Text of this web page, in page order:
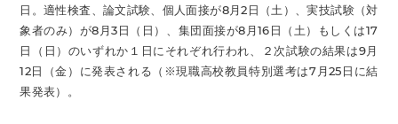
日。適性検査、論文試験、個人面接が8月2日（土）、実技試験（対
象者のみ）が8月3日（日）、集団面接が8月16日（土）もしくは17
日（日）のいずれか１日にそれぞれ行われ、２次試験の結果は9月
12日（金）に発表される（※現職高校教員特別選考は7月25日に結
果発表）。